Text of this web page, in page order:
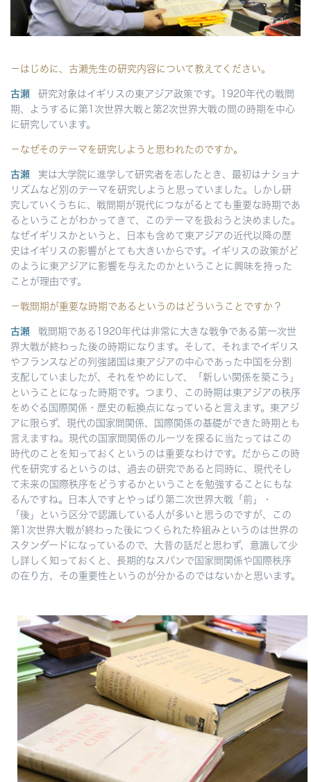
－はじめに、古瀬先生の研究内容について教えてください。
古瀬
研究対象はイギリスの東アジア政策です。1920年代の戦間
期、ようするに第1次世界大戦と第2次世界大戦の間の時期を中心
に研究しています。
－なぜそのテーマを研究しようと思われたのですか。
古瀬
実は大学院に進学して研究者を志したとき、最初はナショナ
リズムなど別のテーマを研究しようと思っていました。しかし研
究していくうちに、戦間期が現代につながるとても重要な時期であ
るということがわかってきて、このテーマを扱おうと決めました。
なぜイギリスかというと、日本も含めて東アジアの近代以降の歴
史はイギリスの影響がとても大きいからです。イギリスの政策がど
のように東アジアに影響を与えたのかということに興味を持った
ことが理由です。
－戦間期が重要な時期であるというのはどういうことですか？
古瀬
戦間期である1920年代は非常に大きな戦争である第一次世
界大戦が終わった後の時期になります。そして、それまでイギリス
やフランスなどの列強諸国は東アジアの中心であった中国を分割
支配していましたが、それをやめにして、「新しい関係を築こう」
ということになった時期です。つまり、この時期は東アジアの秩序
をめぐる国際関係・歴史の転換点になっていると言えます。東アジ
アに限らず、現代の国家間関係、国際関係の基礎ができた時期とも
言えますね。現代の国家間関係のルーツを探るに当たってはこの
時代のことを知っておくというのは重要なわけです。だからこの時
代を研究するというのは、過去の研究であると同時に、現代そし
て未来の国際秩序をどうするかということを勉強することにもな
るんですね。日本人ですとやっぱり第二次世界大戦「前」・
「後」という区分で認識している人が多いと思うのですが、この
第1次世界大戦が終わった後につくられた枠組みというのは世界の
スタンダードになっているので、大昔の話だと思わず、意識して少
し詳しく知っておくと、長期的なスパンで国家間関係や国際秩序
の在り方、その重要性というのが分かるのではないかと思います。